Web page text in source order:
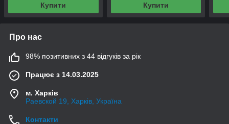
Купити Купити
Про нас
98% позитивних з 44 відгуків за рік
Працює з 14.03.2025
м. Харків
Раевской 19, Харків, Україна
Контакти